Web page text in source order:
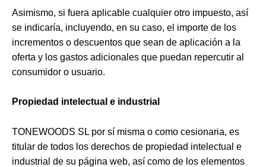
Asimismo, si fuera aplicable cualquier otro impuesto, así
se indicaría, incluyendo, en su caso, el importe de los
incrementos o descuentos que sean de aplicación a la
oferta y los gastos adicionales que puedan repercutir al
consumidor o usuario.
Propiedad intelectual e industrial
TONEWOODS SL por sí misma o como cesionaria, es
titular de todos los derechos de propiedad intelectual e
industrial de su página web, así como de los elementos